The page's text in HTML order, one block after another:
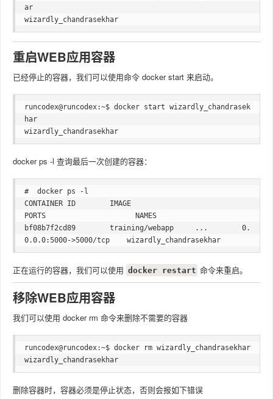
ar
重启WEB应用容器
已经停止的容器，我们可以使用命令 docker start 来启动。
runcodex@runcodex:~$ docker start wizardly_chandrasek
har
docker ps -l 查询最后一次创建的容器：
#  docker ps -l
CONTAINER ID        IMAGE
PORTS                     NAMES
bf08b7f2cd89        training/webapp     ...        0.
0.0.0:5000->5000/tcp    wizardly_chandrasekhar
正在运行的容器，我们可以使用 docker restart 命令来重启。
移除WEB应用容器
我们可以使用 docker rm 命令来删除不需要的容器
runcodex@runcodex:~$ docker rm wizardly_chandrasekhar
删除容器时，容器必须是停止状态，否则会报如下错误